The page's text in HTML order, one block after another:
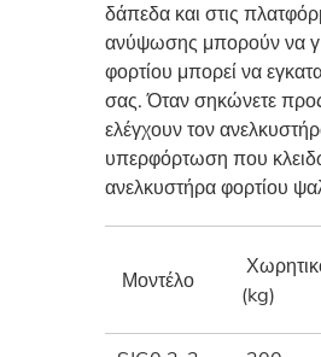
δάπεδα και στις
ανύψωσης μπορούν να
φορτίου μπορεί να
σας. Όταν σηκώνετε
ελέγχουν τον
υπερφόρτωση που
ανελκυστήρα φορτίου
Μοντέλο
(kg)